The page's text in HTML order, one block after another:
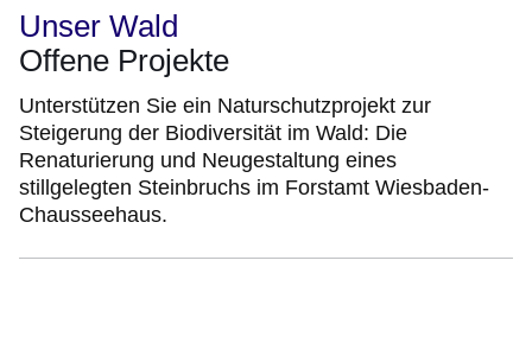
Unser Wald
Offene Projekte
Unterstützen Sie ein Naturschutzprojekt zur
Steigerung der Biodiversität im Wald: Die
Renaturierung und Neugestaltung eines
stillgelegten Steinbruchs im Forstamt Wiesbaden-
Chausseehaus.